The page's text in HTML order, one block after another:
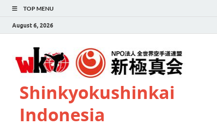
TOP MENU
August 6, 2026
Shinkyokushinkai
Indonesia